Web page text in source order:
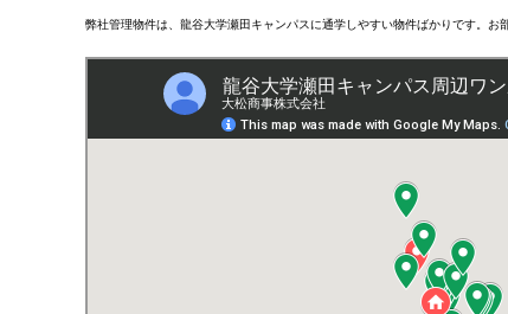
弊社管理物件は、龍谷大学瀬田キャンパスに通学しやすい物件ばかりです。お